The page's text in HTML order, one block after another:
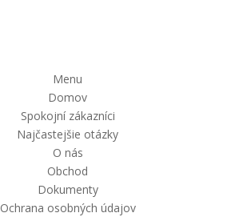
Menu
Domov
Spokojní zákazníci
Najčastejšie otázky
O nás
Obchod
Dokumenty
Ochrana osobných údajov